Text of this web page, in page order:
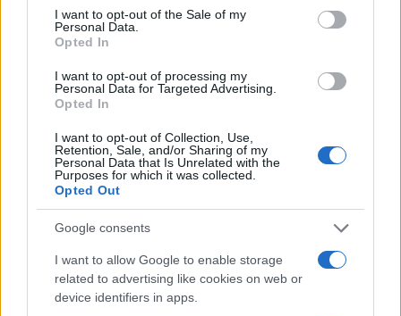
consent section.
I want to opt-out of the Sale of my
Personal Data.
Opted In
I want to opt-out of processing my
Personal Data for Targeted Advertising.
Opted In
I want to opt-out of Collection, Use,
Retention, Sale, and/or Sharing of my
Personal Data that Is Unrelated with the
Purposes for which it was collected.
Opted Out
Google consents
I want to allow Google to enable storage
related to advertising like cookies on web or
device identifiers in apps.
Πιο δημοφιλή
Η Άννα Βίσση ξετρελάθηκε με μπάντα που
έπαιζε Τσιτσάνη στο Φισκάρδο και τους
πρότεινε συνεργασία
Μαριζέτα Αντωνοπούλου στο newsit.gr: Οι
“σωτήρες” ανήκουν στο χρονοντούλαπο
της ιστορίας
«Ψήνονται» στα 40άρια δυτική και βόρεια
Ελλάδα – Ενισχυμένα μελτέμια έως 8
μποφόρ στο Αιγαίο μέχρι
Δεκαπενταύγουστο